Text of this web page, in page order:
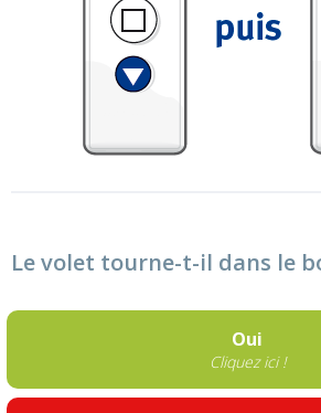
Le volet tourne-t-il dans le
Oui
Cliquez ici !